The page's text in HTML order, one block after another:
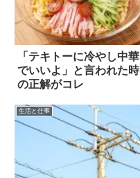
「テキトーに冷やし中華
でいいよ」と言われた時
の正解がコレ
生活と仕事